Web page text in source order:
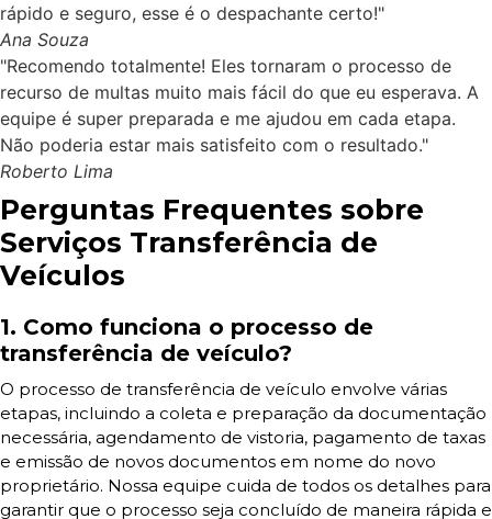
rápido e seguro, esse é o despachante certo!"
Ana Souza
"Recomendo totalmente! Eles tornaram o processo de
recurso de multas muito mais fácil do que eu esperava. A
equipe é super preparada e me ajudou em cada etapa.
Não poderia estar mais satisfeito com o resultado."
Roberto Lima
Perguntas Frequentes sobre
Serviços Transferência de
Veículos
1. Como funciona o processo de
transferência de veículo?
O processo de transferência de veículo envolve várias
etapas, incluindo a coleta e preparação da documentação
necessária, agendamento de vistoria, pagamento de taxas
e emissão de novos documentos em nome do novo
proprietário. Nossa equipe cuida de todos os detalhes para
garantir que o processo seja concluído de maneira rápida e